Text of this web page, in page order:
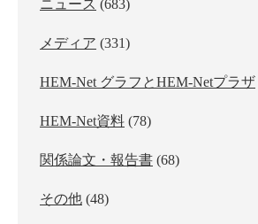
ニュース (683)
メディア (331)
HEM-Net グラフとHEM-Netプラザ
HEM-Net資料 (78)
関係論文・報告書 (68)
その他 (48)